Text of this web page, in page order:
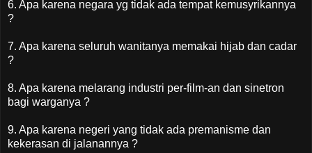
6. Apa karena negara yg tidak ada tempat kemusyrikannya
?
7. Apa karena seluruh wanitanya memakai hijab dan cadar
?
8. Apa karena melarang industri per-film-an dan sinetron
bagi warganya ?
9. Apa karena negeri yang tidak ada premanisme dan
kekerasan di jalanannya ?